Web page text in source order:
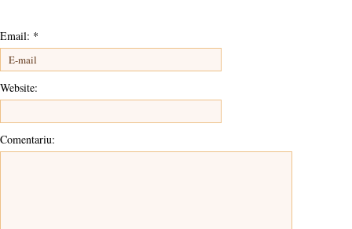
Email: *
Website:
Comentariu: